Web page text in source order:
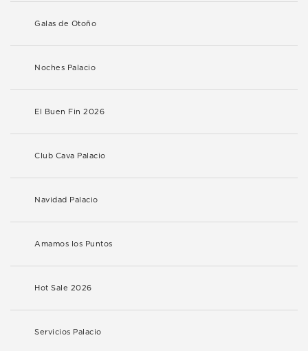
Galas de Otoño
Noches Palacio
El Buen Fin 2026
Club Cava Palacio
Navidad Palacio
Amamos los Puntos
Hot Sale 2026
Servicios Palacio